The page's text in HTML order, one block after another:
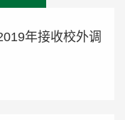
年接收校外调